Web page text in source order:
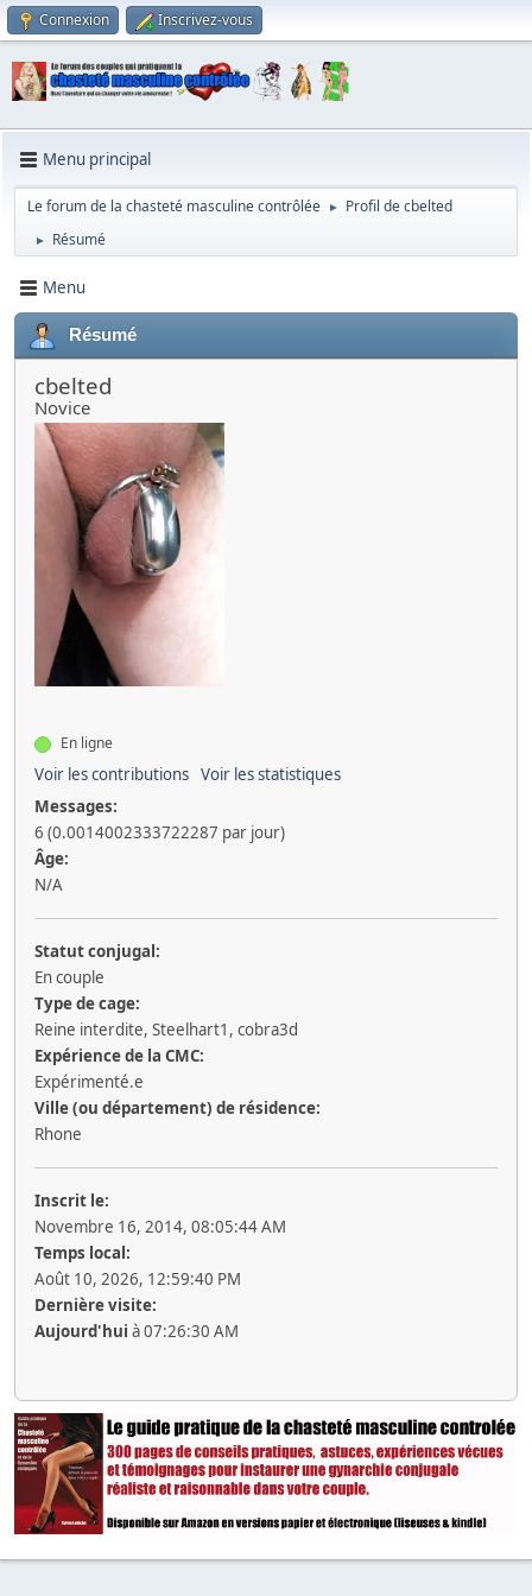
Connexion Inscrivez-vous
Menu principal
Le forum de la chasteté masculine contrôlée ► Profil de cbelted
► Résumé
Menu
Résumé
cbelted
Novice
En ligne
Voir les contributions Voir les statistiques
Messages:
6 (0.0014002333722287 par jour)
Âge:
N/A
Statut conjugal:
En couple
Type de cage:
Reine interdite, Steelhart1, cobra3d
Expérience de la CMC:
Expérimenté.e
Ville (ou département) de résidence:
Rhone
Inscrit le:
Novembre 16, 2014, 08:05:44 AM
Temps local:
Août 10, 2026, 12:59:40 PM
Dernière visite:
Aujourd'hui à 07:26:30 AM